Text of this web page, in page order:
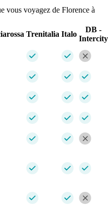
vous voyagez de Florence à
Trenitalia Italo
DB -
Intercity